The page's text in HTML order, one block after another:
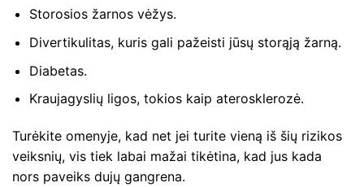
Storosios žarnos vėžys.
Divertikulitas, kuris gali pažeisti jūsų storąją žarną.
Diabetas.
Kraujagyslių ligos, tokios kaip aterosklerozė.
Turėkite omenyje, kad net jei turite vieną iš šių rizikos
veiksnių, vis tiek labai mažai tikėtina, kad jus kada
nors paveiks dujų gangrena.